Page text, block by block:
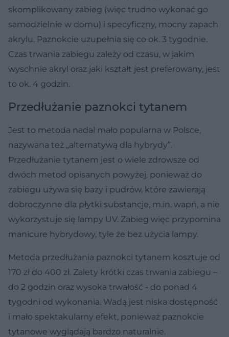
skomplikowany zabieg (więc trudno wykonać go
samodzielnie w domu) i specyficzny, mocny zapach
akrylu. Paznokcie uzupełnia się co ok. 3 tygodnie.
Czas trwania zabiegu zależy od czasu, w jakim
wyschnie akryl oraz jaki kształt jest preferowany, jest
to ok. 4 godzin.
Przedłużanie paznokci tytanem
Jest to metoda nadal mało popularna w Polsce,
nazywana też „alternatywą dla hybrydy”.
Przedłużanie tytanem jest o wiele zdrowsze od
dwóch metod opisanych powyżej, ponieważ do
zabiegu używa się bazy i pudrów, które zawierają
dobroczynne dla płytki substancje, m.in. wapń, a nie
wykorzystuje się lampy UV. Zabieg więc przypomina
manicure hybrydowy, tyle że bez użycia lampy.
Metoda przedłużania paznokci tytanem kosztuje od
170 zł do 400 zł. Zalety krótki czas trwania zabiegu –
do 2 godzin oraz wysoka trwałość - do ponad 4
tygodni od wykonania. Wadą jest niska dostępność
i mało spektakularny efekt, ponieważ paznokcie
tytanowe wyglądają bardzo naturalnie.